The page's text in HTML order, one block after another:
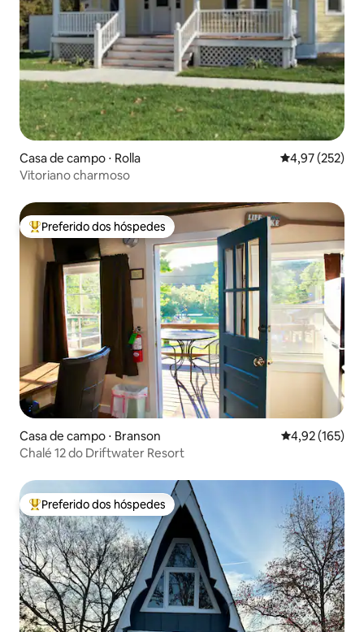
Casa de campo ⋅ Rolla 4,97 de uma
4,97 (252)
Vitoriano charmoso
Entre os melhores preferidos dos hóspedes
Preferido dos hóspedes
Casa de campo ⋅ Branson 4,92 de uma
4,92 (165)
Chalé 12 do Driftwater Resort
Entre os melhores preferidos dos hóspedes
Preferido dos hóspedes